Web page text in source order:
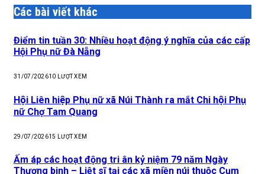
Các bài viết khác
Điểm tin tuần 30: Nhiều hoạt động ý nghĩa của các cấp
Hội Phụ nữ Đà Nẵng
31/07/202610 LƯỢT XEM
Hội Liên hiệp Phụ nữ xã Núi Thành ra mắt Chi hội Phụ
nữ Chợ Tam Quang
29/07/202615 LƯỢT XEM
Ấm áp các hoạt động tri ân kỷ niệm 79 năm Ngày
Thương binh – Liệt sĩ tại các xã miền núi thuộc Cụm